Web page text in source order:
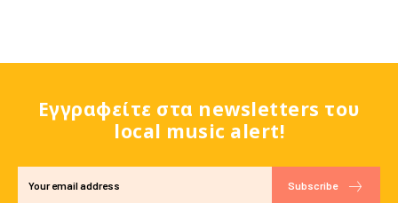
Εγγραφείτε στα newsletters του
local music alert!
Subscribe